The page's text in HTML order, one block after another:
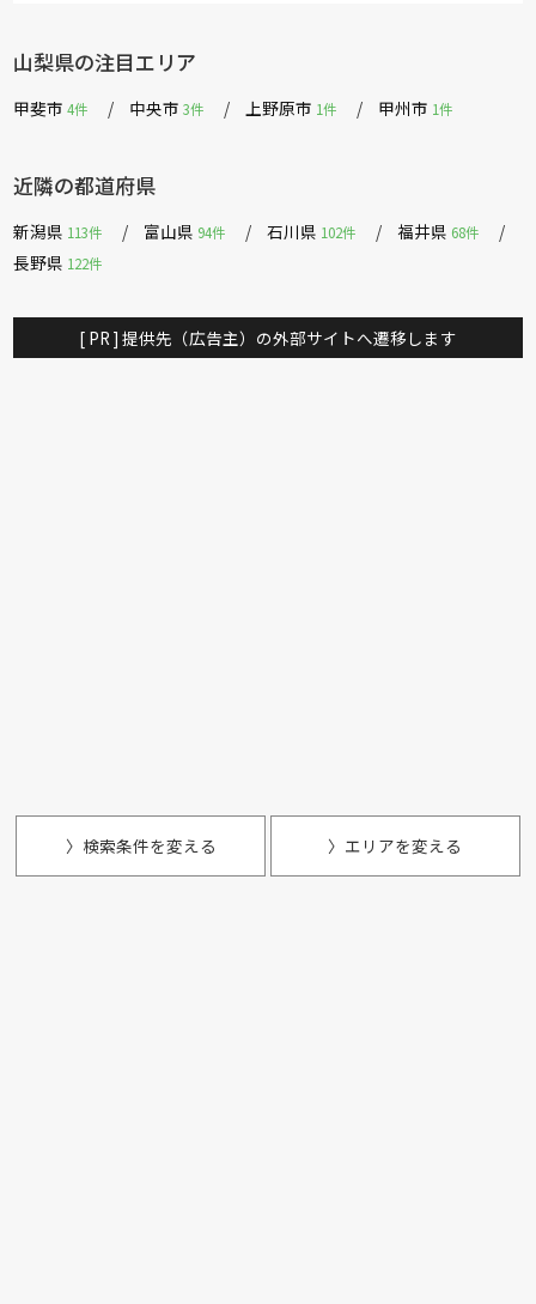
山梨県の注目エリア
甲斐市4件 中央市3件 上野原市 1件 甲州市 1件
近隣の都道府県
新潟県 113件 富山県 94件 石川県 102件 福井県 68件
長野県 122件
[ PR ] 提供先（広告主）の外部サイトへ遷移します
〉検索条件を変える 〉エリアを変える